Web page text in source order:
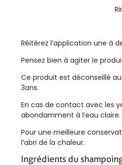
Réitérez l’application une à
Pensez bien à agiter le
Ce produit est déconseillé
3ans.
En cas de contact avec les
abondamment à l’eau claire.
Pour une meilleure
l’abri de la chaleur.
Ingrédients du